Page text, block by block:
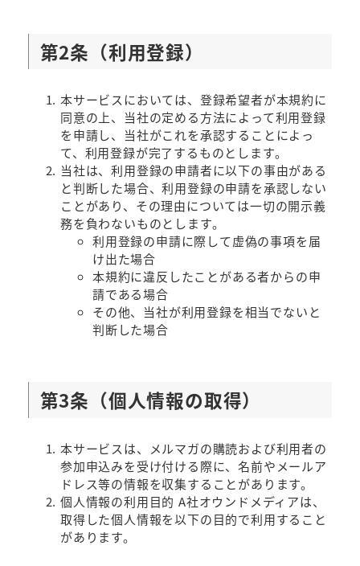
第2条（利用登録）
本サービスにおいては、登録希望者が本規約に
同意の上、当社の定める方法によって利用登録
を申請し、当社がこれを承認することによっ
て、利用登録が完了するものとします。
当社は、利用登録の申請者に以下の事由がある
と判断した場合、利用登録の申請を承認しない
ことがあり、その理由については一切の開示義
務を負わないものとします。
利用登録の申請に際して虚偽の事項を届
け出た場合
本規約に違反したことがある者からの申
請である場合
その他、当社が利用登録を相当でないと
判断した場合
第3条（個人情報の取得）
本サービスは、メルマガの購読および利用者の
参加申込みを受け付ける際に、名前やメールア
ドレス等の情報を収集することがあります。
個人情報の利用目的 A社オウンドメディアは、
取得した個人情報を以下の目的で利用すること
があります。